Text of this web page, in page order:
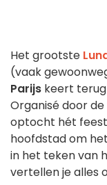
Het grootste
(vaak
Parijs keert
Organisé door
optocht hét
hoofdstad om het
in het teken van
vertellen je alles